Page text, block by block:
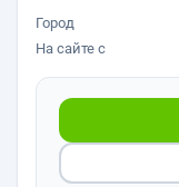
Город
На сайте с